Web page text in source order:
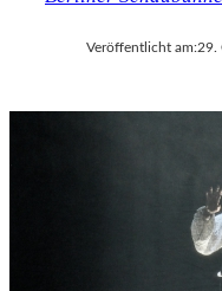
Veröffentlicht am:29.